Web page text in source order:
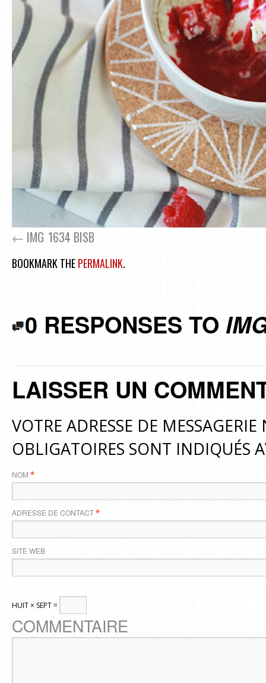
IMG_1634 BISB
BOOKMARK THEPERMALINK.
0 RESPONSES TO
LAISSER UN
VOTRE ADRESSE DE
OBLIGATOIRES SONT INDIQUÉS
NOM *
ADRESSE DE CONTACT*
SITE WEB
HUIT × SEPT =
COMMENTAIRE